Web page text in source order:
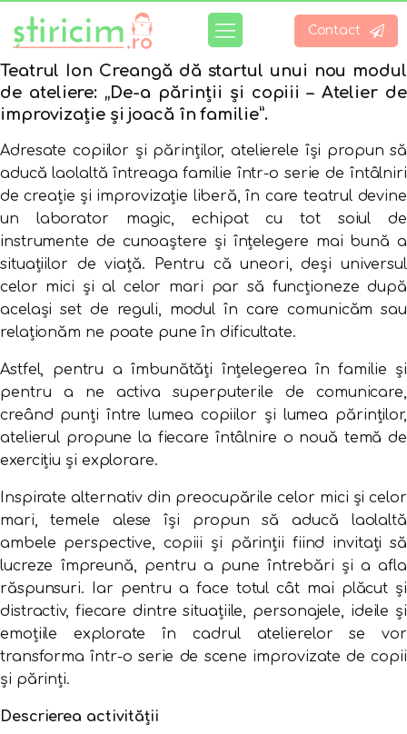
Contact
Teatrul Ion Creangă dă startul unui nou modul
de ateliere: „De-a părinții și copiii – Atelier de
improvizație și joacă în familie”.
Adresate copiilor și părinților, atelierele își propun să
aducă laolaltă întreaga familie într-o serie de întâlniri
de creație și improvizație liberă, în care teatrul devine
un laborator magic, echipat cu tot soiul de
instrumente de cunoaștere și înțelegere mai bună a
situațiilor de viață. Pentru că uneori, deși universul
celor mici și al celor mari par să funcționeze după
același set de reguli, modul în care comunicăm sau
relaționăm ne poate pune în dificultate.
Astfel, pentru a îmbunătăți înțelegerea în familie și
pentru a ne activa superputerile de comunicare,
creând punți între lumea copiilor și lumea părinților,
atelierul propune la fiecare întâlnire o nouă temă de
exercițiu și explorare.
Inspirate alternativ din preocupările celor mici și celor
mari, temele alese își propun să aducă laolaltă
ambele perspective, copiii și părinții fiind invitați să
lucreze împreună, pentru a pune întrebări și a afla
răspunsuri. Iar pentru a face totul cât mai plăcut și
distractiv, fiecare dintre situațiile, personajele, ideile și
emoțiile explorate în cadrul atelierelor se vor
transforma într-o serie de scene improvizate de copii
și părinți.
Descrierea activității